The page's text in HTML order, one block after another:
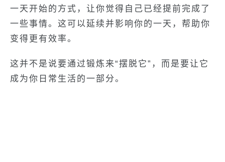
一天开始的方式，让你觉得自己已经提前完成了
一些事情。这可以延续并影响你的一天，帮助你
变得更有效率。
这并不是说要通过锻炼来“摆脱它”，而是要让它
成为你日常生活的一部分。